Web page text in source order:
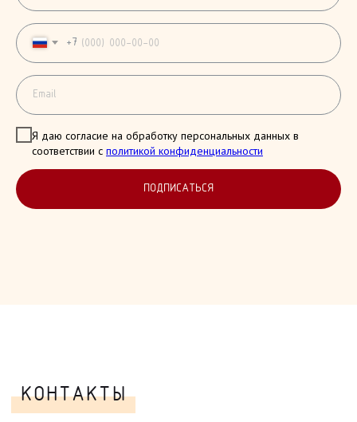
+7
Я даю согласие на обработку персональных данных в
соответствии с политикой конфиденциальности
ПОДПИСАТЬСЯ